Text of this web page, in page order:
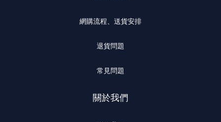
網購流程、送貨安排
退貨問題
常見問題
關於我們